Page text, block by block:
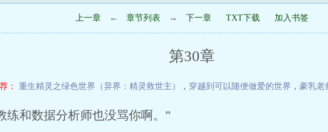
上一章 ← 章节列表 → 下一章 TXT下载 加入书签
第30章
： 重生精灵之绿色世界（异界：精灵救世主） ， 穿越到可以随便做爱的世界 ， 豪乳老
练和数据分析师也没骂你啊。”